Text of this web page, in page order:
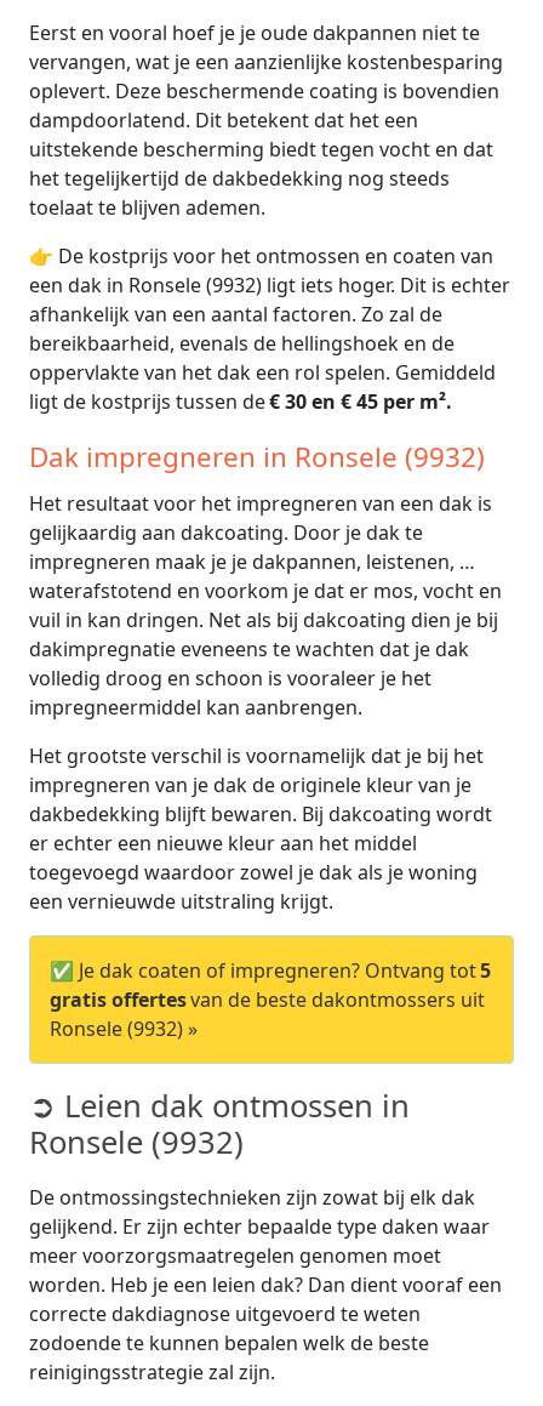
Eerst en vooral hoef je je oude dakpannen niet te
vervangen, wat je een aanzienlijke kostenbesparing
oplevert. Deze beschermende coating is bovendien
dampdoorlatend. Dit betekent dat het een
uitstekende bescherming biedt tegen vocht en dat
het tegelijkertijd de dakbedekking nog steeds
toelaat te blijven ademen.
👉 De kostprijs voor het ontmossen en coaten van
een dak in Ronsele (9932) ligt iets hoger. Dit is echter
afhankelijk van een aantal factoren. Zo zal de
bereikbaarheid, evenals de hellingshoek en de
oppervlakte van het dak een rol spelen. Gemiddeld
ligt de kostprijs tussen de€ 30 en € 45 per m².
Dak impregneren in Ronsele (9932)
Het resultaat voor het impregneren van een dak is
gelijkaardig aan dakcoating. Door je dak te
impregneren maak je je dakpannen, leistenen, …
waterafstotend en voorkom je dat er mos, vocht en
vuil in kan dringen. Net als bij dakcoating dien je bij
dakimpregnatie eveneens te wachten dat je dak
volledig droog en schoon is vooraleer je het
impregneermiddel kan aanbrengen.
Het grootste verschil is voornamelijk dat je bij het
impregneren van je dak de originele kleur van je
dakbedekking blijft bewaren. Bij dakcoating wordt
er echter een nieuwe kleur aan het middel
toegevoegd waardoor zowel je dak als je woning
een vernieuwde uitstraling krijgt.
✅ Je dak coaten of impregneren? Ontvang tot5
gratis offertesvan de beste dakontmossers uit
Ronsele (9932) »
➲ Leien dak ontmossen in
Ronsele (9932)
De ontmossingstechnieken zijn zowat bij elk dak
gelijkend. Er zijn echter bepaalde type daken waar
meer voorzorgsmaatregelen genomen moet
worden. Heb je een leien dak? Dan dient vooraf een
correcte dakdiagnose uitgevoerd te weten
zodoende te kunnen bepalen welk de beste
reinigingsstrategie zal zijn.